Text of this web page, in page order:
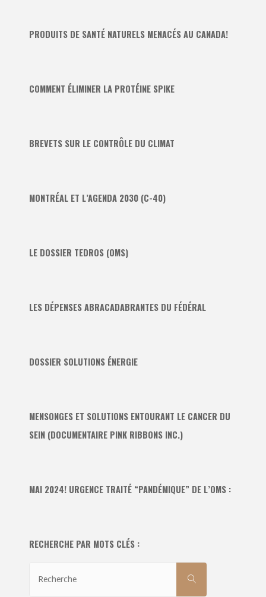
PRODUITS DE SANTÉ NATURELS MENACÉS AU CANADA!
COMMENT ÉLIMINER LA PROTÉINE SPIKE
BREVETS SUR LE CONTRÔLE DU CLIMAT
MONTRÉAL ET L’AGENDA 2030 (C-40)
LE DOSSIER TEDROS (OMS)
LES DÉPENSES ABRACADABRANTES DU FÉDÉRAL
DOSSIER SOLUTIONS ÉNERGIE
MENSONGES ET SOLUTIONS ENTOURANT LE CANCER DU
SEIN (DOCUMENTAIRE PINK RIBBONS INC.)
MAI 2024! URGENCE TRAITÉ “PANDÉMIQUE” DE L’OMS :
RECHERCHE PAR MOTS CLÉS :
RECHERCHE